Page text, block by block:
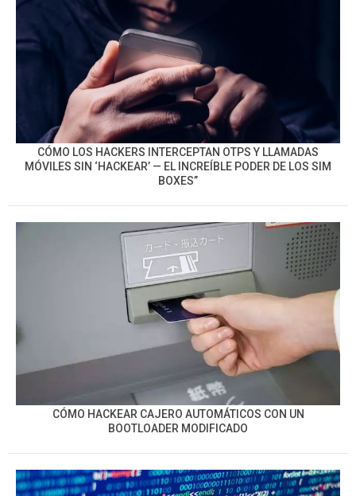
CÓMO LOS HACKERS INTERCEPTAN OTPS Y LLAMADAS
MÓVILES SIN ‘HACKEAR’ — EL INCREÍBLE PODER DE LOS SIM
BOXES”
CÓMO HACKEAR CAJERO AUTOMÁTICOS CON UN
BOOTLOADER MODIFICADO